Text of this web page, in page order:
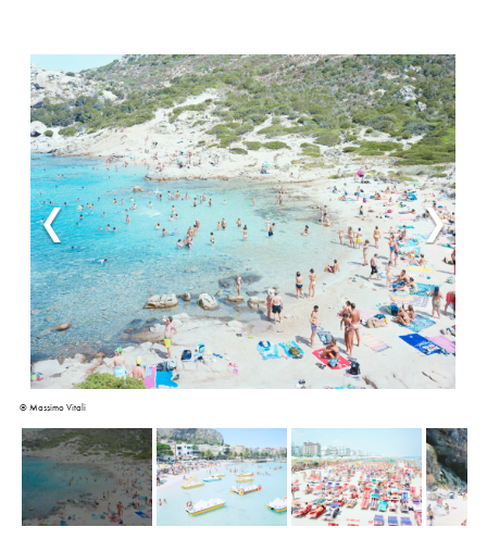
© Massimo Vitali